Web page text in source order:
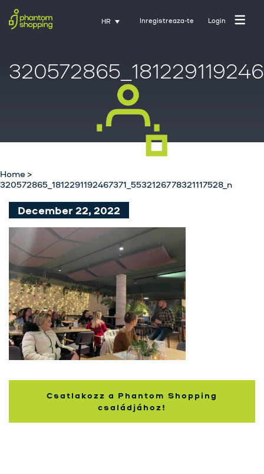
HR Inregistreaza-te Login
Početna stranica
O nama
Industrija
Usluge
Kontakt
Trening uz Activate
Kupci
Home>
320572865_1812291192467371_5532126778321117528_n
December 22, 2022
Csatlakozz a Phantom Shopping
családjához!